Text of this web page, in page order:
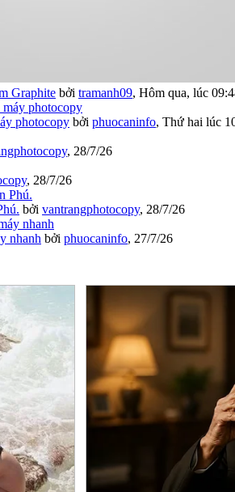
Graphite bởi tramanh09, Hôm qua, lúc
photocopy bởi phuocaninfo, Thứ hai lúc
, 28/7/26
, 28/7/26
bởi vantrangphotocopy, 28/7/26
nhanh bởi phuocaninfo, 27/7/26